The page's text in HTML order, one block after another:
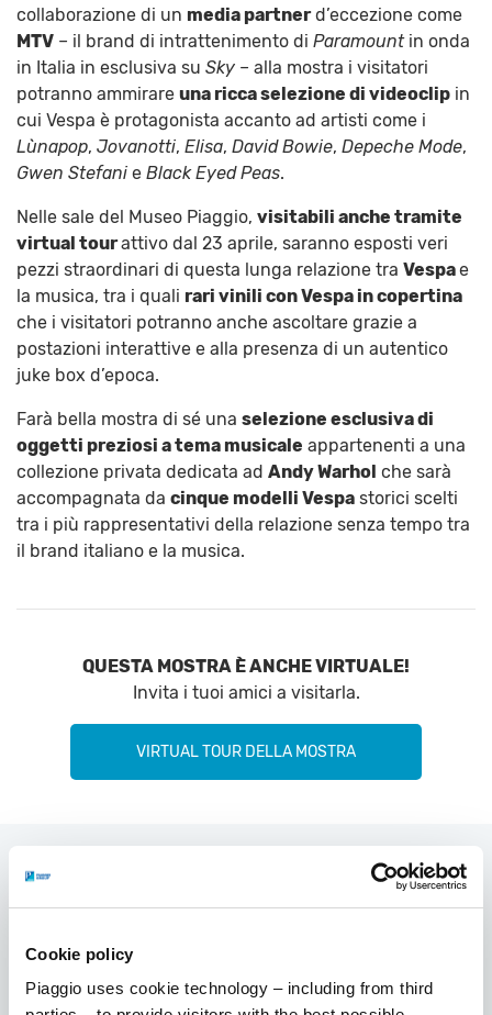
Cookie policy
Piaggio uses cookie technology – including from third
collaborazione di un media partnerd’eccezione come
MTV – il brand di intrattenimento di Paramount in onda
in Italia in esclusiva su Sky – alla mostra i visitatori
potranno ammirare una ricca selezione di videoclip in
cui Vespa è protagonista accanto ad artisti come i
Lùnapop, Jovanotti, Elisa, David Bowie, Depeche Mode,
Gwen Stefani e Black Eyed Peas.
Nelle sale del Museo Piaggio, visitabili anche tramite
virtual tourattivo dal 23 aprile, saranno esposti veri
pezzi straordinari di questa lunga relazione tra Vespae
la musica, tra i quali rari vinili con Vespa in copertina
che i visitatori potranno anche ascoltare grazie a
postazioni interattive e alla presenza di un autentico
juke box d’epoca.
Farà bella mostra di sé una selezione esclusiva di
oggetti preziosi a tema musicale appartenenti a una
collezione privata dedicata ad Andy Warhol che sarà
accompagnata da cinque modelli Vespa storici scelti
tra i più rappresentativi della relazione senza tempo tra
il brand italiano e la musica.
QUESTA MOSTRA È ANCHE VIRTUALE!
Invita i tuoi amici a visitarla.
VIRTUAL TOUR DELLA MOSTRA
GALLERIA DI IMMAGINI